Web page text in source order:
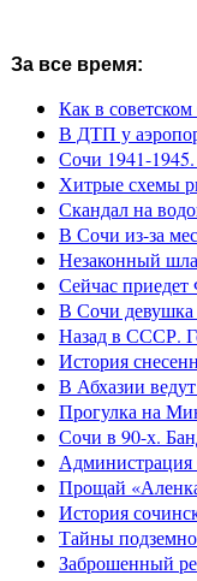
За все время:
Как в
В ДТП у
Сочи 1941-
Хитрые схемы
Скандал на
В Сочи из-за
Незаконный
Сейчас
В Сочи девушка
Назад в СССР.
История
В Абхазии
Прогулка на
Сочи в 90-х.
Администрация
Прощай
История
Тайны
Заброшенный